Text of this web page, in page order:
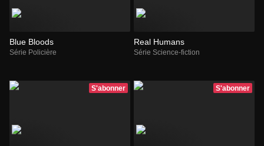
Blue Bloods
Série Policière
Real Humans
Série Science-fiction
S'abonner S'abonner